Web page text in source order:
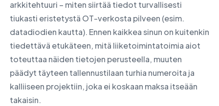
arkkitehtuuri – miten siirtää tiedot turvallisesti
tiukasti eristetystä OT-verkosta pilveen (esim.
datadiodien kautta). Ennen kaikkea sinun on kuitenkin
tiedettävä etukäteen, mitä liiketoimintatoimia aiot
toteuttaa näiden tietojen perusteella, muuten
päädyt täyteen tallennustilaan turhia numeroita ja
kalliiseen projektiin, joka ei koskaan maksa itseään
takaisin.